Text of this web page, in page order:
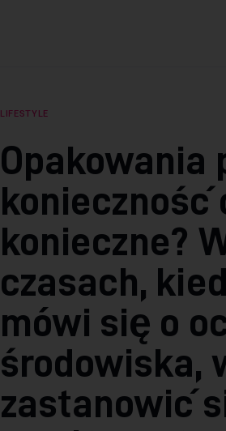
LIFESTYLE
Opakowania
konieczność
konieczne?
czasach,
mówi się o
środowiska,
zastanowić